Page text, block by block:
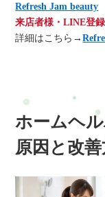
Refresh Jam beauty
来店者様・LINE登
詳細はこちら→
ホームヘ
原因と改